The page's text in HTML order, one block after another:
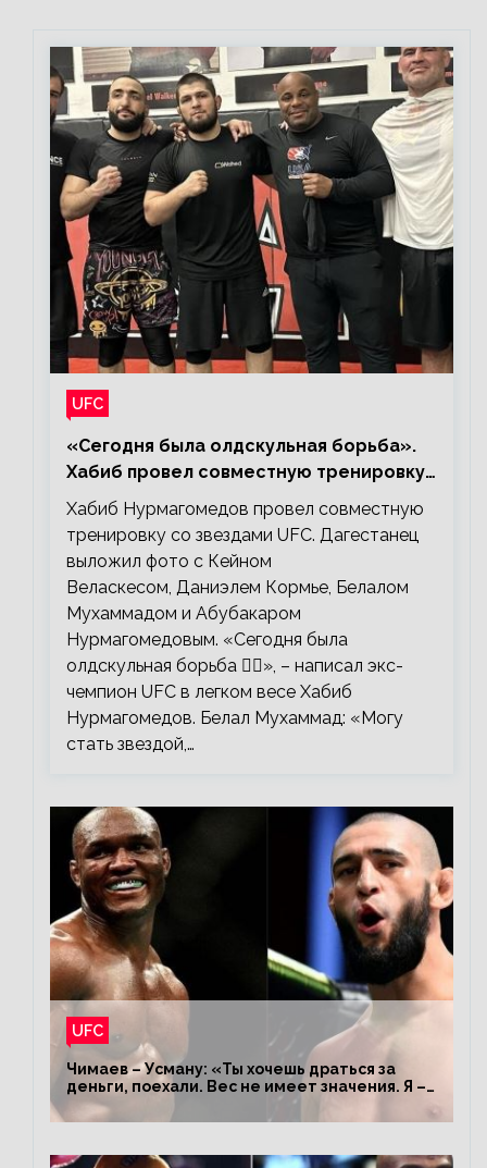
UFC
«Сегодня была олдскульная борьба».
Хабиб провел совместную тренировку
со звездами UFC
Хабиб Нурмагомедов провел совместную
тренировку со звездами UFC. Дагестанец
выложил фото с Кейном
Веласкесом, Даниэлем Кормье, Белалом
Мухаммадом и Абубакаром
Нурмагомедовым. «Сегодня была
олдскульная борьба 🤼‍♂️», – написал экс-
чемпион UFC в легком весе Хабиб
Нурмагомедов. Белал Мухаммад: «Могу
стать звездой,…
UFC
Чимаев – Усману: «Ты хочешь драться за
деньги, поехали. Вес не имеет значения. Я –
король»